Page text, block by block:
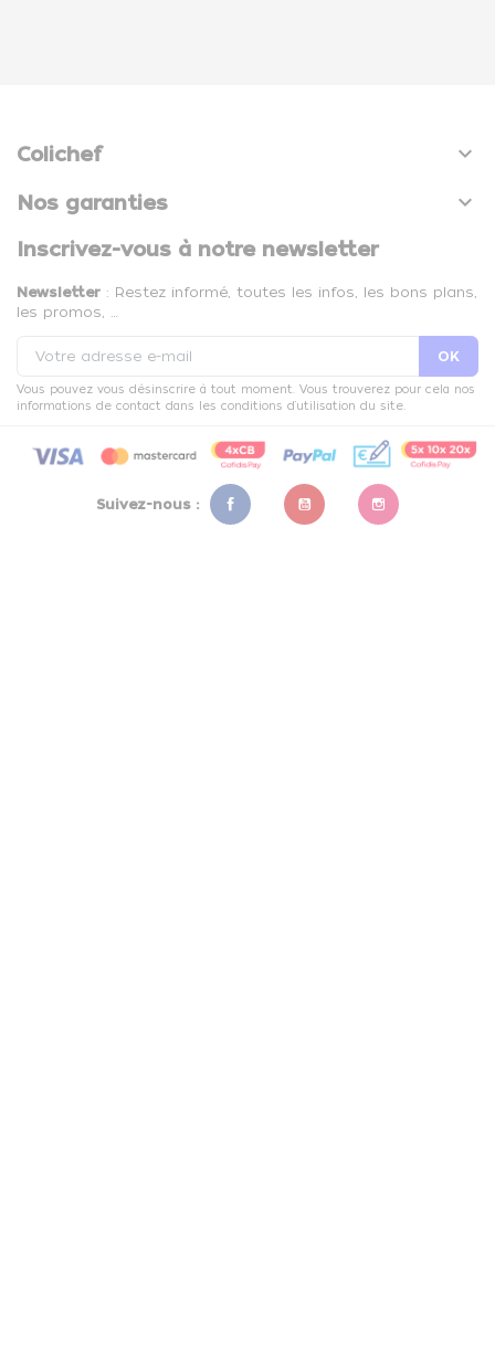
Colichef 
Nos garanties 
Inscrivez-vous à notre newsletter
Newsletter : Restez informé, toutes les infos, les bons plans,
les promos, …
Vous pouvez vous désinscrire à tout moment. Vous trouverez pour cela nos
informations de contact dans les conditions d'utilisation du site.
Suivez-nous :
FacebookYouTubeInstagram